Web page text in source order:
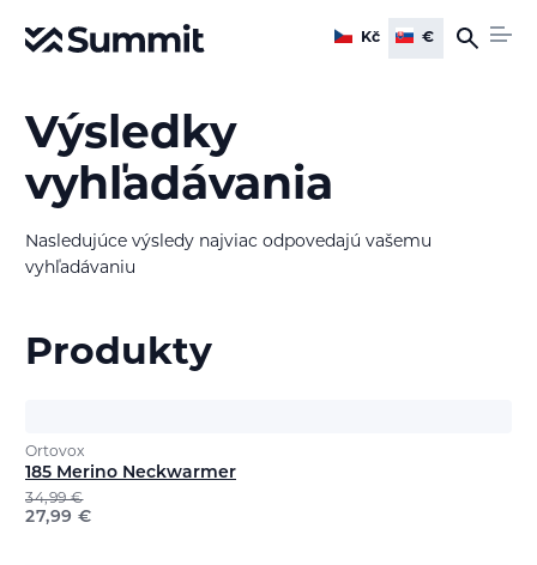
Kč €
Výsledky
vyhľadávania
Nasledujúce výsledy najviac odpovedajú vašemu
vyhľadávaniu
Produkty
Ortovox
185 Merino Neckwarmer
34,99€
27,99 €